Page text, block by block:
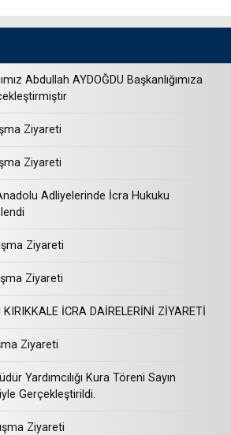
Abdullah AYDOĞDU Başkanlığımıza
Ziyareti
Ziyareti
Adliyelerinde İcra Hukuku
Ziyareti
Ziyareti
İCRA DAİRELERİNİ ZİYARETİ
Ziyareti
Yardımcılığı Kura Töreni Sayın
Gerçekleştirildi.
Ziyareti